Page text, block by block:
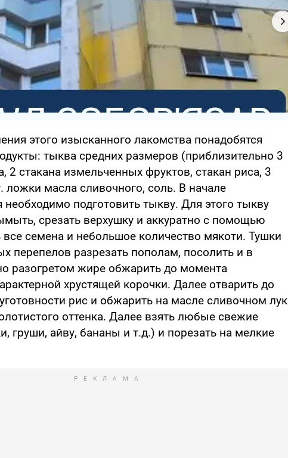
этого изысканного лакомства понадобятся
тыква средних размеров (приблизительно 3
2 стакана измельченных фруктов, стакан риса, 3
ложки масла сливочного, соль. В начале
необходимо подготовить тыкву. Для этого тыкву
срезать верхушку и аккуратно с помощью
семена и небольшое количество мякоти. Тушки
перепелов разрезать пополам, посолить и в
разогретом жире обжарить до момента
хрустящей корочки. Далее отварить до
рис и обжарить на масле сливочном лук
оттенка. Далее взять любые свежие
груши, айву, бананы и т.д.) и порезать на мелкие